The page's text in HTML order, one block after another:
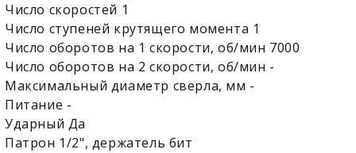
Число скоростей 1
Число ступеней крутящего момента 1
Число оборотов на 1 скорости, об/мин 7000
Число оборотов на 2 скорости, об/мин -
Максимальный диаметр сверла, мм -
Питание -
Ударный Да
Патрон 1/2", держатель бит